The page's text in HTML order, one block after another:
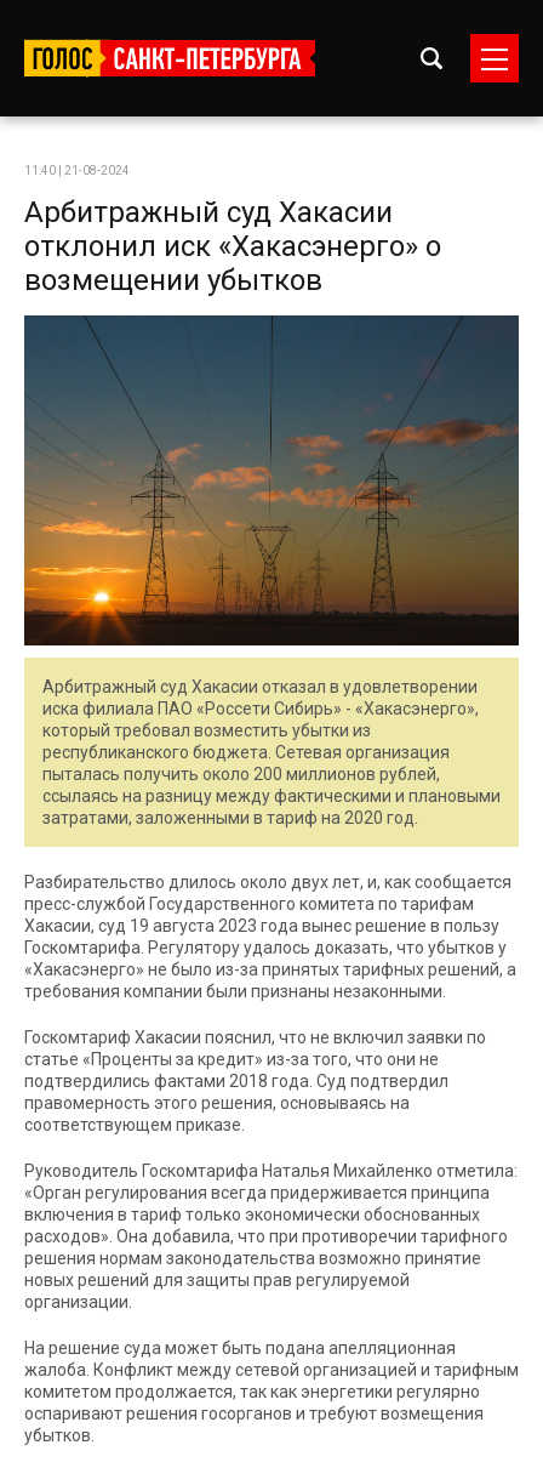
11:40 | 21-08-2024
Арбитражный суд Хакасии
отклонил иск «Хакасэнерго» о
возмещении убытков
Арбитражный суд Хакасии отказал в удовлетворении
иска филиала ПАО «Россети Сибирь» - «Хакасэнерго»,
который требовал возместить убытки из
республиканского бюджета. Сетевая организация
пыталась получить около 200 миллионов рублей,
ссылаясь на разницу между фактическими и плановыми
затратами, заложенными в тариф на 2020 год.
Разбирательство длилось около двух лет, и, как сообщается
пресс-службой Государственного комитета по тарифам
Хакасии, суд 19 августа 2023 года вынес решение в пользу
Госкомтарифа. Регулятору удалось доказать, что убытков у
«Хакасэнерго» не было из-за принятых тарифных решений, а
требования компании были признаны незаконными.
Госкомтариф Хакасии пояснил, что не включил заявки по
статье «Проценты за кредит» из-за того, что они не
подтвердились фактами 2018 года. Суд подтвердил
правомерность этого решения, основываясь на
соответствующем приказе.
Руководитель Госкомтарифа Наталья Михайленко отметила:
«Орган регулирования всегда придерживается принципа
включения в тариф только экономически обоснованных
расходов». Она добавила, что при противоречии тарифного
решения нормам законодательства возможно принятие
новых решений для защиты прав регулируемой
организации.
На решение суда может быть подана апелляционная
жалоба. Конфликт между сетевой организацией и тарифным
комитетом продолжается, так как энергетики регулярно
оспаривают решения госорганов и требуют возмещения
убытков.